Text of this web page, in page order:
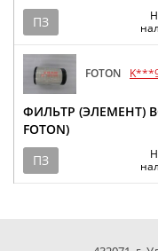
ПЗ
FOTON
ФИЛЬТР (ЭЛЕМЕНТ)
FOTON)
ПЗ